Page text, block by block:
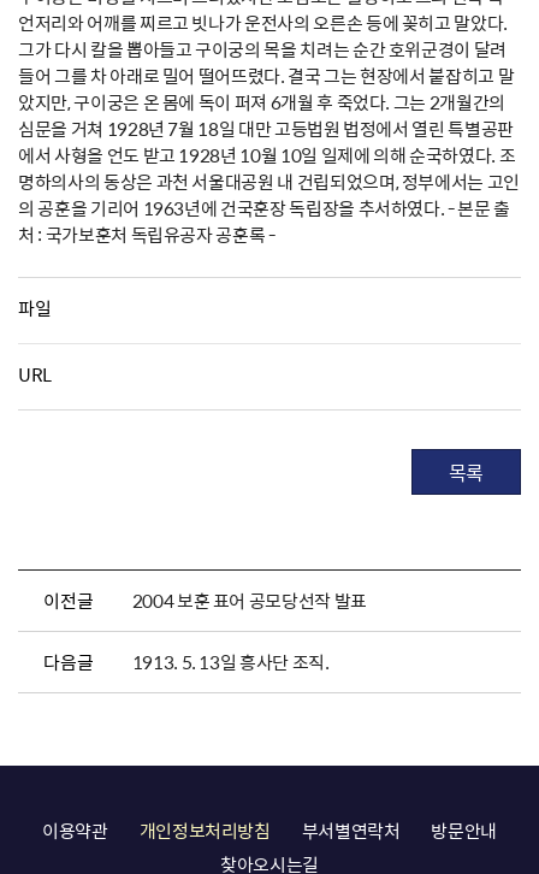
언저리와 어깨를 찌르고 빗나가 운전사의 오른손 등에 꽂히고 말았다.
그가 다시 칼을 뽑아들고 구이궁의 목을 치려는 순간 호위군경이 달려
들어 그를 차 아래로 밀어 떨어뜨렸다. 결국 그는 현장에서 붙잡히고 말
았지만, 구이궁은 온 몸에 독이 퍼져 6개월 후 죽었다. 그는 2개월간의
심문을 거쳐 1928년 7월 18일 대만 고등법원 법정에서 열린 특별공판
에서 사형을 언도 받고 1928년 10월 10일 일제에 의해 순국하였다. 조
명하의사의 동상은 과천 서울대공원 내 건립되었으며, 정부에서는 고인
의 공훈을 기리어 1963년에 건국훈장 독립장을 추서하였다. - 본문 출
처 : 국가보훈처 독립유공자 공훈록 -
파일
URL
목록
이전글 2004 보훈 표어 공모당선작 발표
다음글 1913. 5. 13일 흥사단 조직.
이용약관 개인정보처리방침 부서별연락처
방문안내
찾아오시는길